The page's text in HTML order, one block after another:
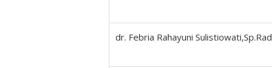
dr. Febria Rahayuni Sulistiowati,Sp.Rad